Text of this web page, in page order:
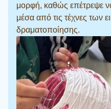
μορφή, καθώς επέτρεψε
μέσα από τις τέχνες των
δραματοποίησης.